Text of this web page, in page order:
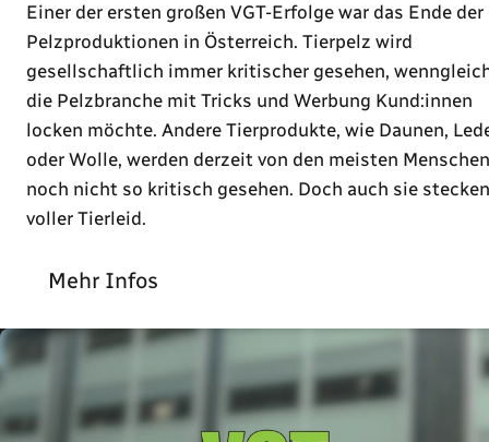
Einer der ersten großen VGT-Erfolge war das Ende der
Pelzproduktionen in Österreich. Tierpelz wird
gesellschaftlich immer kritischer gesehen,
die Pelzbranche mit Tricks und Werbung Kund:innen
locken möchte. Andere Tierprodukte, wie Daunen,
oder Wolle, werden derzeit von den meisten Menschen
noch nicht so kritisch gesehen. Doch auch sie stecken
voller Tierleid.
Mehr Infos